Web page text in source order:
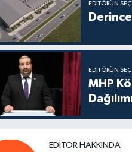
EDITÖRÜN
EDITÖRÜN
MHP
EDITÖR HAKKINDA